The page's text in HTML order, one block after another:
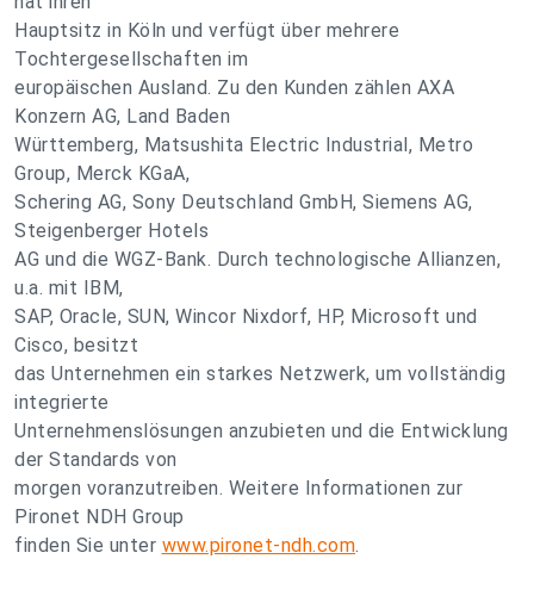
Hauptsitz in Köln und verfügt über mehrere
Tochtergesellschaften im
europäischen Ausland. Zu den Kunden zählen AXA
Konzern AG, Land Baden
Württemberg, Matsushita Electric Industrial, Metro
Group, Merck KGaA,
Schering AG, Sony Deutschland GmbH, Siemens AG,
Steigenberger Hotels
AG und die WGZ-Bank. Durch technologische Allianzen,
u.a. mit IBM,
SAP, Oracle, SUN, Wincor Nixdorf, HP, Microsoft und
Cisco, besitzt
das Unternehmen ein starkes Netzwerk, um vollständig
integrierte
Unternehmenslösungen anzubieten und die Entwicklung
der Standards von
morgen voranzutreiben. Weitere Informationen zur
Pironet NDH Group
finden Sie unter www.pironet-ndh.com.